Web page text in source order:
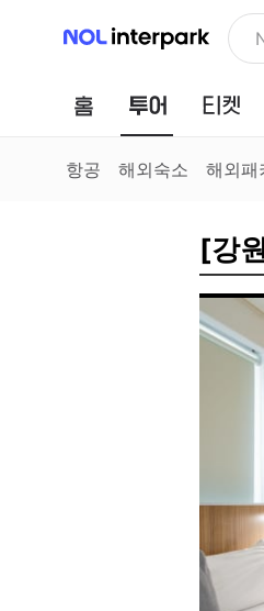
NOL 인터파크
홈 투어
항공 해외숙소 해외패
[강